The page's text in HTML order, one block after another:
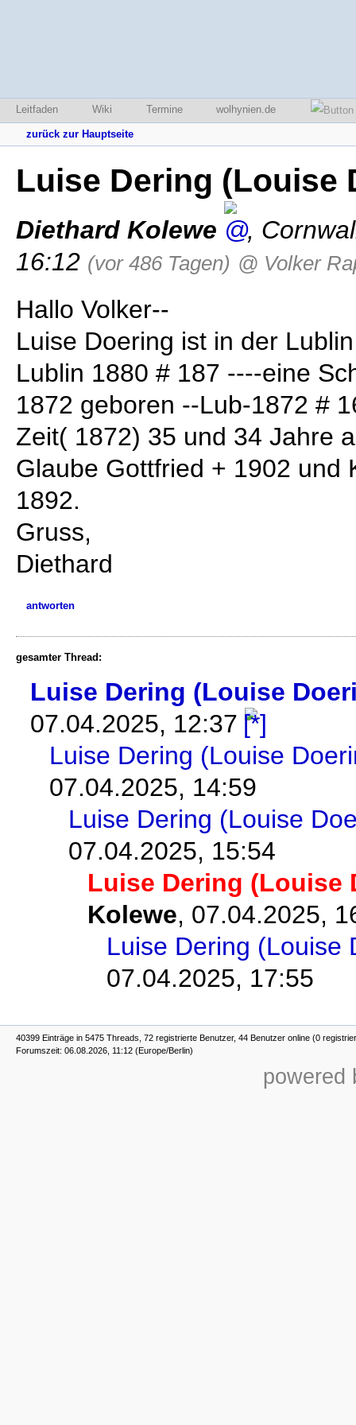
Leitfaden Wiki Termine wolhynien.de
zurück zur Hauptseite
Luise Dering (Louise
Diethard Kolewe ,
16:12 (vor 486 Tagen) @ Volker
Hallo Volker--
Luise Doering ist in der
Lublin 1880 # 187 ----eine
1872 geboren --Lub-1872 #
Zeit( 1872) 35 und 34 Jahre
Glaube Gottfried + 1902 und
1892.
Gruss,
Diethard
antworten
gesamter Thread:
Luise Dering (Louise
07.04.2025, 12:37
Luise Dering (Louise
07.04.2025, 14:59
Luise Dering (Louise
07.04.2025, 15:54
Luise Dering (Louise
Kolewe, 07.04.2025,
Luise Dering (Louise
07.04.2025, 17:55
40399 Einträge in 5475 Threads, 72 registrierte Benutzer, 44 Benutzer online (0
Forumszeit: 06.08.2026, 11:12 (Europe/Berlin)
powered